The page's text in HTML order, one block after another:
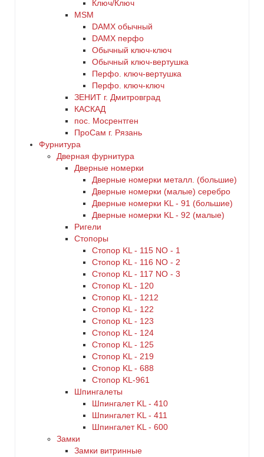
Ключ/Ключ
MSM
DАMX обычный
DАMX перфо
Oбычный ключ-ключ
Обычный ключ-вертушка
Перфо. ключ-вертушка
Перфо. ключ-ключ
ЗЕНИТ г. Дмитровград
КАСКАД
пос. Мосрентген
ПроСам г. Рязань
Фурнитура
Дверная фурнитура
Дверные номерки
Дверные номерки металл. (большие)
Дверные номерки (малые) серебро
Дверные номерки KL - 91 (большие)
Дверные номерки KL - 92 (малые)
Ригели
Стопоры
Стопор KL - 115 NO - 1
Стопор KL - 116 NO - 2
Стопор KL - 117 NO - 3
Стопор KL - 120
Стопор KL - 1212
Стопор KL - 122
Стопор KL - 123
Стопор KL - 124
Стопор KL - 125
Стопор KL - 219
Стопор KL - 688
Стопор KL-961
Шпингалеты
Шпингалет KL - 410
Шпингалет KL - 411
Шпингалет KL - 600
Замки
Замки витринные